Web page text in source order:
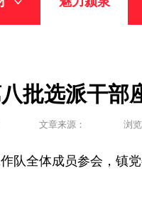
批选派干部
文章来源： 浏
全体成员参会，镇